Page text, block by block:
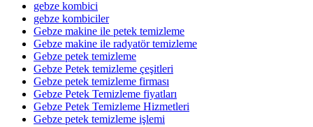
gebze kombici
gebze kombiciler
Gebze makine ile petek temizleme
Gebze makine ile radyatör temizleme
Gebze petek temizleme
Gebze Petek temizleme çeşitleri
Gebze petek temizleme firması
Gebze Petek Temizleme fiyatları
Gebze Petek Temizleme Hizmetleri
Gebze petek temizleme işlemi